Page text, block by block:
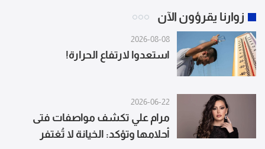
زوارنا يقرؤون الآن
2026-08-08
استعدوا لارتفاع الحرارة!
2026-06-22
مرام علي تكشف مواصفات فتى
أحلامها وتؤكد: الخيانة لا تُغتفر